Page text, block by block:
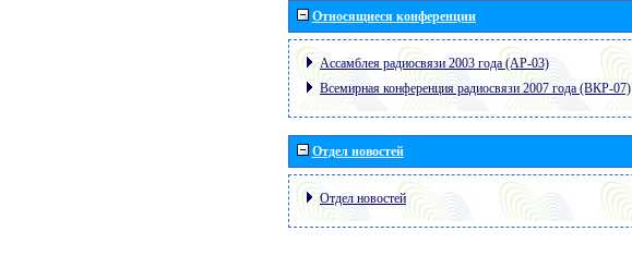
Относящиеся конференции
Ассамблея радиосвязи 2003 года (АР-03)
Всемирная конференция радиосвязи 2007 года (ВКР-07)
Отдел новостей
Отдел новостей